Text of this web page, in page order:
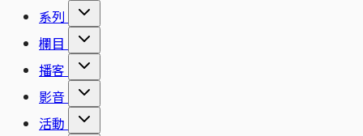
系列
欄目
播客
影音
活動